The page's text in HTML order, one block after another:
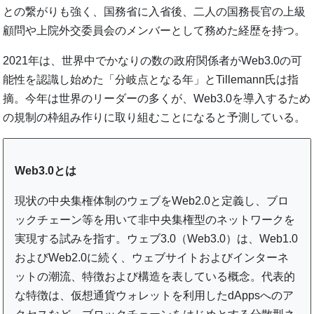
との繋がりも強く、国務省に入省後、二人の国務長官の上級
顧問や上院外交委員会のメンバーとして務めた経歴を持つ。
2021年は、世界中でかなりの数の政府関係者がWeb3.0の可
能性を認識し始めた「分岐点となる年」とTillemann氏は指
摘。今年は世界のリーダーの多くが、Web3.0を導入するため
の規制の枠組み作りに取り組むことになると予測している。
Web3.0とは
現状の中央集権体制のウェブをWeb2.0と定義し、ブロ
ックチェーン等を用いて非中央集権型のネットワークを
実現する試みを指す。ウェブ3.0（Web3.0）は、Web1.0
およびWeb2.0に続く、ウェブサイトおよびインターネ
ットの潮流、特徴および構造を表している概念。代表的
な特徴は、仮想通貨ウォレットを利用したdAppsへのア